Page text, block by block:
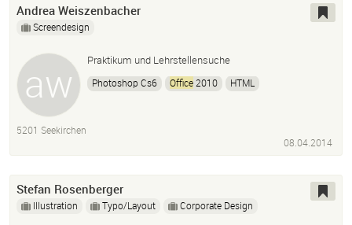
Andrea Weiszenbacher
Screendesign
Praktikum und Lehrstellensuche
Photoshop Cs6 Office2010
HTML
5201 Seekirchen
08.04.2014
Stefan Rosenberger
Illustration Typo/Layout Corporate Design